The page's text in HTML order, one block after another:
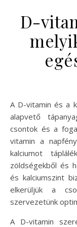
D-
A D-vitamin és a kalcium az egészség szempontjából két
alapvető
csontok és a
vitamin a
kalciumot
zöldségekből és
és kalciumszint
elkerüljük a
szervezetünk
A D-vitamin